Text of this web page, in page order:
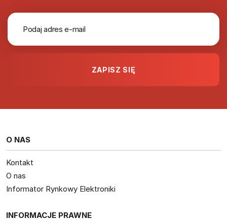
O NAS
Kontakt
O nas
Informator Rynkowy Elektroniki
INFORMACJE PRAWNE